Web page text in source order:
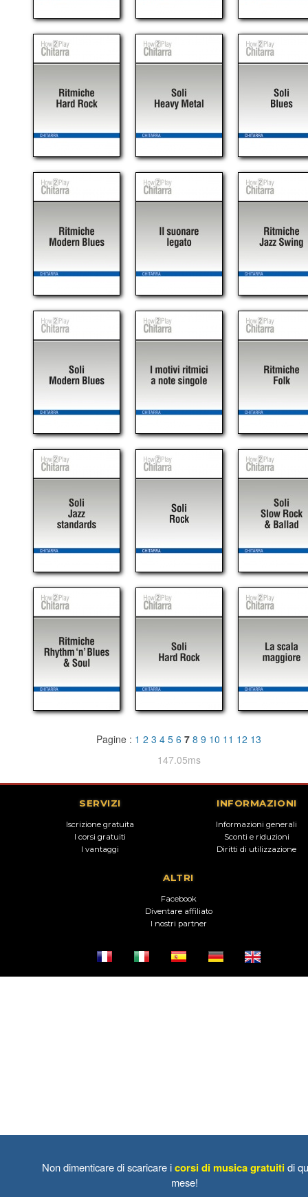
Pagine : 1 2 3 4 5 6 7 8 9 10 11 12 13
147.05ms
SERVIZI
Iscrizione gratuita
I corsi gratuiti
I vantaggi
INFORMAZIONI
Informazioni generali
Sconti e riduzioni
Diritti di utilizzazione
ALTRI
Facebook
Diventare affiliato
I nostri partner
Non dimenticare di scaricare icorsi di musica gratuiti di
mese!